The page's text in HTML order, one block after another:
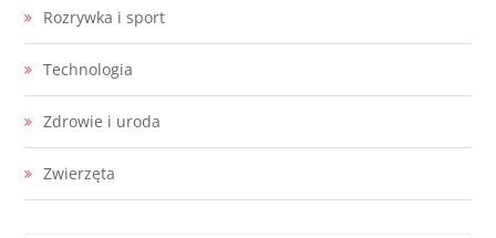
Rozrywka i sport
Technologia
Zdrowie i uroda
Zwierzęta